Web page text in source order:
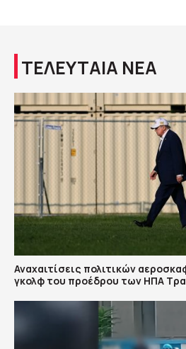
ΤΕΛΕΥΤΑΙΑ ΝΕΑ
Αναχαιτίσεις πολιτικών
γκολφ του προέδρου των ΗΠΑ